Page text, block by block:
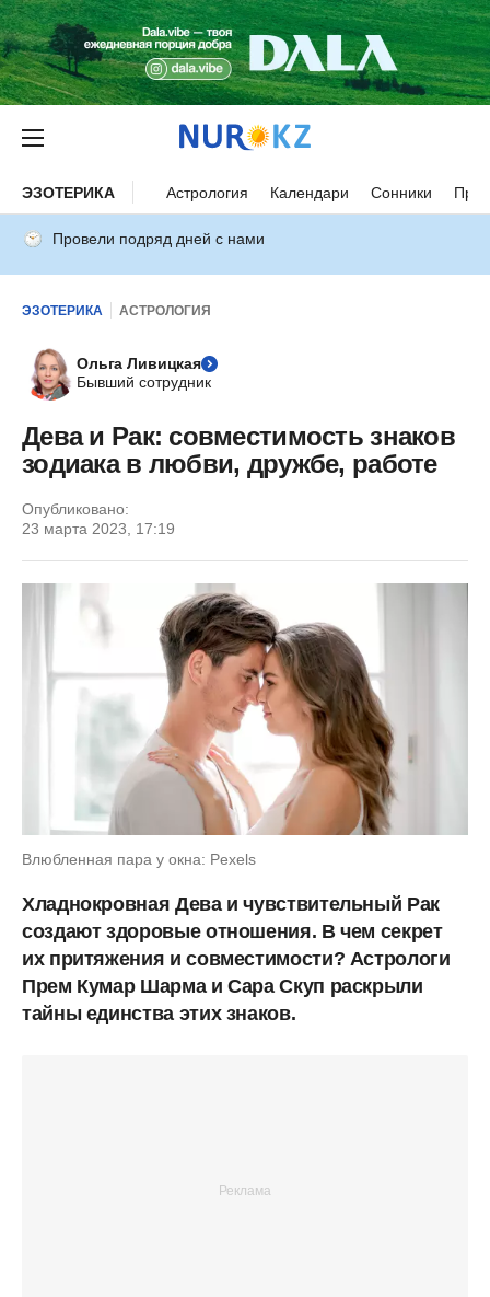
ЭЗОТЕРИКА Астрология Календари Сонники
Провели подряд дней с нами
ЭЗОТЕРИКА АСТРОЛОГИЯ
Ольга Ливицкая
Бывший сотрудник
Дева и Рак: совместимость знаков
зодиака в любви, дружбе, работе
Опубликовано:
23 марта 2023, 17:19
Влюбленная пара у окна: Pexels
Хладнокровная Дева и чувствительный Рак
создают здоровые отношения. В чем секрет
их притяжения и совместимости? Астрологи
Прем Кумар Шарма и Сара Скуп раскрыли
тайны единства этих знаков.